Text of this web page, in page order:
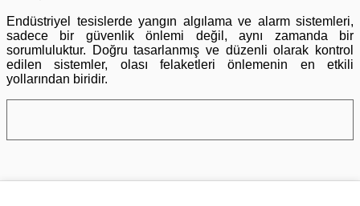
Endüstriyel tesislerde yangın algılama ve alarm sistemleri,
sadece bir güvenlik önlemi değil, aynı zamanda bir
sorumluluktur. Doğru tasarlanmış ve düzenli olarak kontrol
edilen sistemler, olası felaketleri önlemenin en etkili
yollarından biridir.